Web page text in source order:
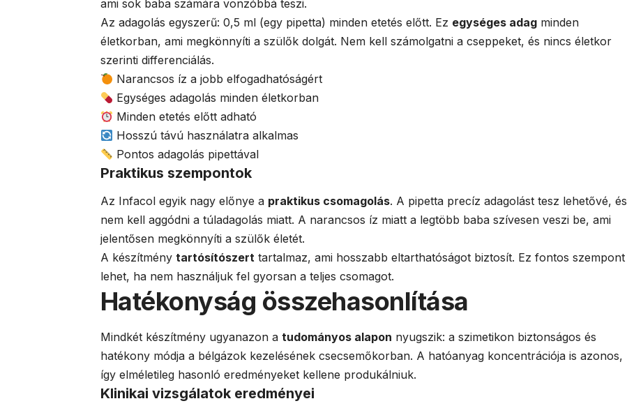
ami sok baba számára vonzóbbá teszi.
Az adagolás egyszerű: 0,5 ml (egy pipetta) minden etetés előtt. Ez egységes adag minden
életkorban, ami megkönnyíti a szülők dolgát. Nem kell számolgatni a cseppeket, és nincs életkor
szerinti differenciálás.
Narancsos íz a jobb elfogadhatóságért
Egységes adagolás minden életkorban
Minden etetés előtt adható
Hosszú távú használatra alkalmas
Pontos adagolás pipettával
Praktikus szempontok
Az Infacol egyik nagy előnye a praktikus csomagolás. A pipetta precíz adagolást tesz lehetővé, és
nem kell aggódni a túladagolás miatt. A narancsos íz miatt a legtöbb baba szívesen veszi be, ami
jelentősen megkönnyíti a szülők életét.
A készítmény tartósítószert tartalmaz, ami hosszabb eltarthatóságot biztosít. Ez fontos szempont
lehet, ha nem használjuk fel gyorsan a teljes csomagot.
Hatékonyság összehasonlítása
Mindkét készítmény ugyanazon a tudományos alapon nyugszik: a szimetikon biztonságos és
hatékony módja a bélgázok kezelésének csecsemőkorban. A hatóanyag koncentrációja is azonos,
így elméletileg hasonló eredményeket kellene produkálniuk.
Klinikai vizsgálatok eredményei